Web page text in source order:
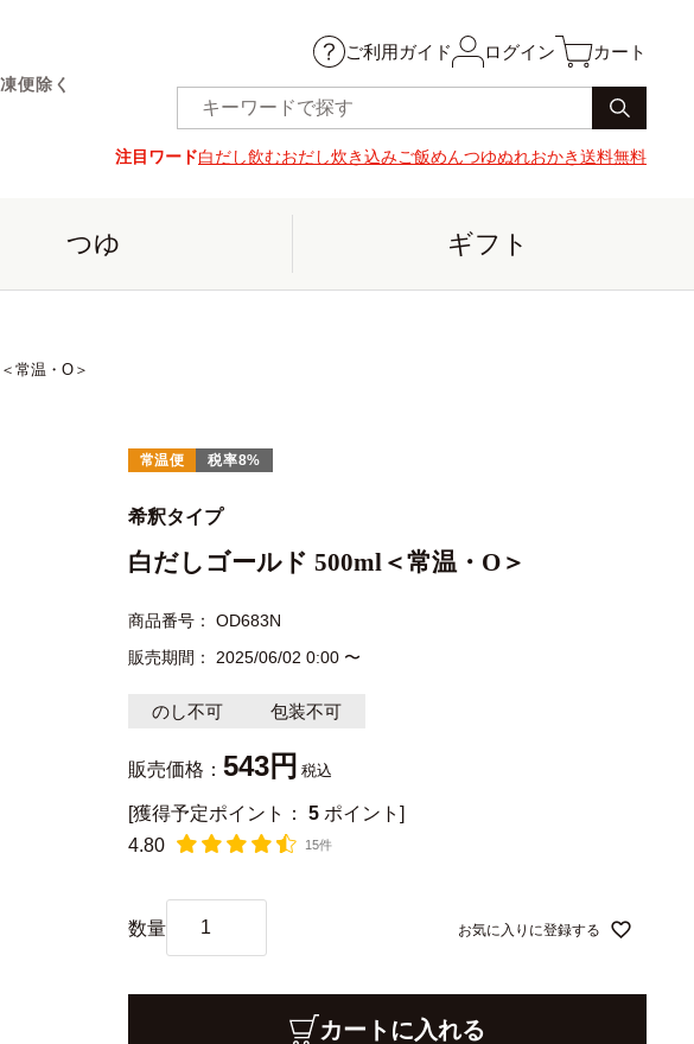
便除く
ご利用ガイド ログイン カート
注目ワード白だし飲むおだし炊き込みご飯めんつゆぬれおかき送料無料
つゆ ギフト
常温・O＞
常温便 税率8%
希釈タイプ
白だしゴールド 500ml＜常温・O＞
商品番号
OD683N
販売期間
2025/06/02 0:00 〜
のし不可 包装不可
販売価格： 543 税込
[獲得予定ポイント： 5 ポイント]
4.80
15件
お気に入りに登録する
カートに入れる